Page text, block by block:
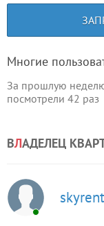
Многие
За прошлую
посмотрели 42 раз
ВЛАДЕЛЕЦ